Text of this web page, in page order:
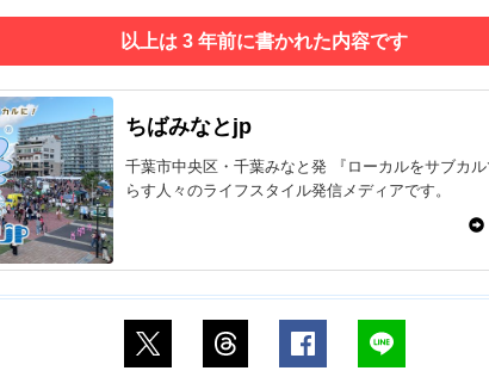
以上は 3 年前に書かれた内容です
ちばみなとjp
千葉市中央区・千葉みなと発 『ローカルをサブカ
らす人々のライフスタイル発信メディアです。